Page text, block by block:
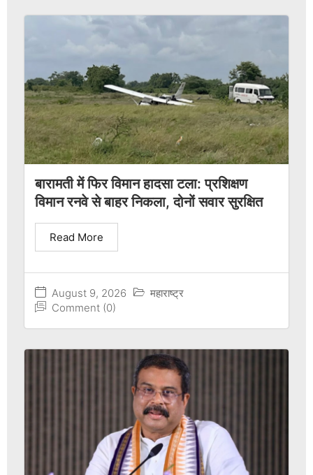
बारामती में फिर विमान हादसा टला: प्रशिक्षण
विमान रनवे से बाहर निकला, दोनों सवार सुरक्षित
August 9, 2026
महाराष्ट्र
Comment (0)
Read More